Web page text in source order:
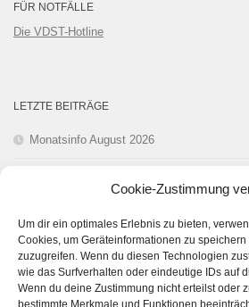
Cookie-Zustimmung
Um dir ein optimales Erlebnis zu bieten,
Cookies, um Geräteinformationen zu
zuzugreifen. Wenn du diesen Technologien
wie das Surfverhalten oder eindeutige IDs auf
Wenn du deine Zustimmung nicht erteilst oder
bestimmte Merkmale und Funktionen
FÜR NOTFÄLLE
Die VDST-Hotline
LETZTE BEITRÄGE
Monatsinfo August 2026
Monatsinfo Mai 2026
Monatsinfo April 2026